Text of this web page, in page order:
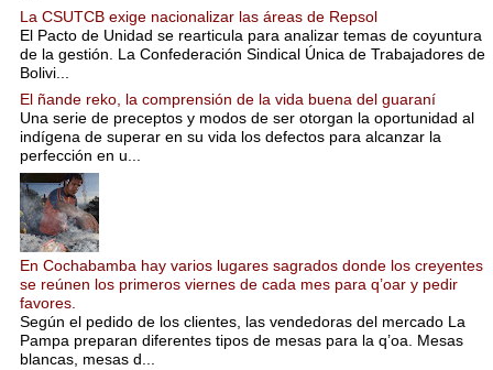
La CSUTCB exige nacionalizar las áreas de Repsol
El Pacto de Unidad se rearticula para analizar temas de coyuntura
de la gestión. La Confederación Sindical Única de Trabajadores de
Bolivi...
El ñande reko, la comprensión de la vida buena del guaraní
Una serie de preceptos y modos de ser otorgan la oportunidad al
indígena de superar en su vida los defectos para alcanzar la
perfección en u...
En Cochabamba hay varios lugares sagrados donde los creyentes
se reúnen los primeros viernes de cada mes para q’oar y pedir
favores.
Según el pedido de los clientes, las vendedoras del mercado La
Pampa preparan diferentes tipos de mesas para la q’oa. Mesas
blancas, mesas d...